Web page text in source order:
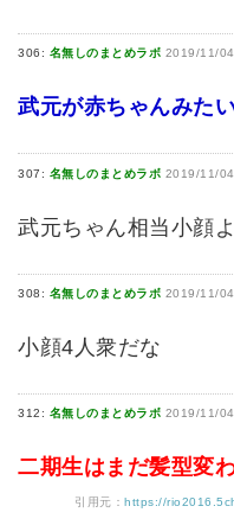
306: 名無しのまとめラボ 2019/11/
武元が赤ちゃんみた
307: 名無しのまとめラボ 2019/11/
武元ちゃん相当小顔
308: 名無しのまとめラボ 2019/11/
小顔4人衆だな
312: 名無しのまとめラボ 2019/11/
二期生はまだ髪型変
引用元： https://